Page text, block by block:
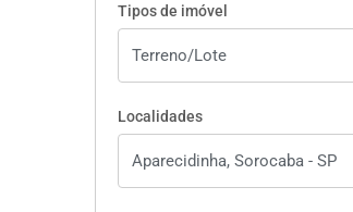
Tipos de imóvel
Localidades